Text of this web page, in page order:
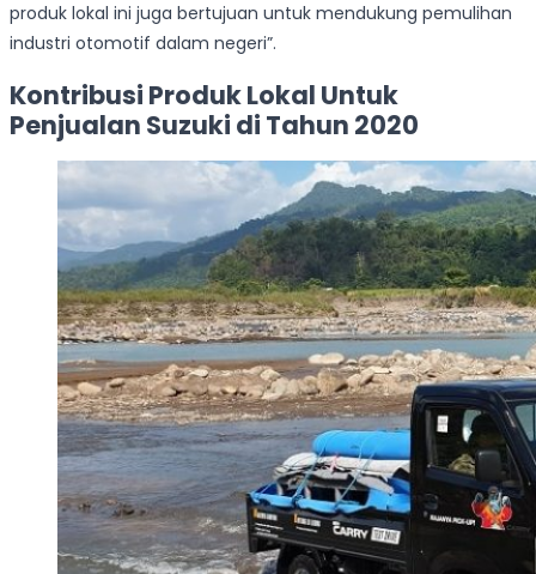
produk lokal ini juga bertujuan untuk mendukung pemulihan
industri otomotif dalam negeri”.
Kontribusi Produk Lokal Untuk
Penjualan Suzuki di Tahun 2020